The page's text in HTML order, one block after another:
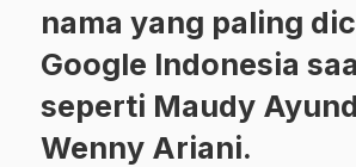
nama yang paling
Google Indonesia
seperti Maudy
Wenny Ariani.